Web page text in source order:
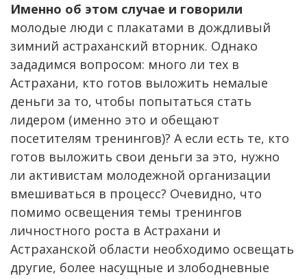
Именно об этом случае и говорили
молодые люди с плакатами в дождливый
зимний астраханский вторник. Однако
зададимся вопросом: много ли тех в
Астрахани, кто готов выложить немалые
деньги за то, чтобы попытаться стать
лидером (именно это и обещают
посетителям тренингов)? А если есть те, кто
готов выложить свои деньги за это, нужно
ли активистам молодежной организации
вмешиваться в процесс? Очевидно, что
помимо освещения темы тренингов
личностного роста в Астрахани и
Астраханской области необходимо освещать
другие, более насущные и злободневные